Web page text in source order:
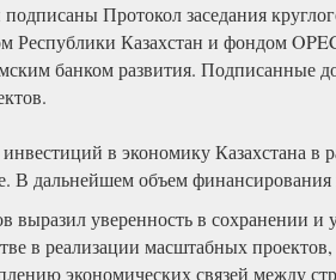
Протокол заседания
Республики Казахстан и фондом
банком развития. Подписанные
в экономику Казахстана в
В дальнейшем объем
выразил уверенность в сохранении
в реализации масштабных
экономических связей между